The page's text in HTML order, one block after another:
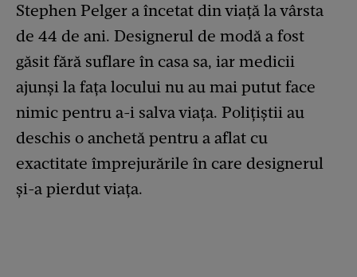
Stephen Pelger a încetat din viață la vârsta
de 44 de ani. Designerul de modă a fost
găsit fără suflare în casa sa, iar medicii
ajunși la fața locului nu au mai putut face
nimic pentru a-i salva viața. Polițiștii au
deschis o anchetă pentru a aflat cu
exactitate împrejurările în care designerul
și-a pierdut viața.